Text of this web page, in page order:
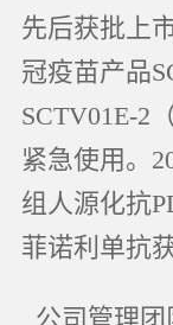
先后获批上
冠疫苗产品
SCTV01E-2
紧急使用。
组人源化抗
菲诺利单抗
公司管理